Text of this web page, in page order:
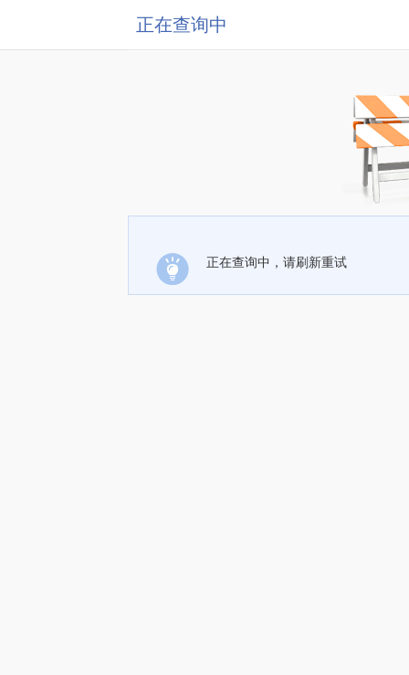
正在查询中
正在查询中，请刷新重试